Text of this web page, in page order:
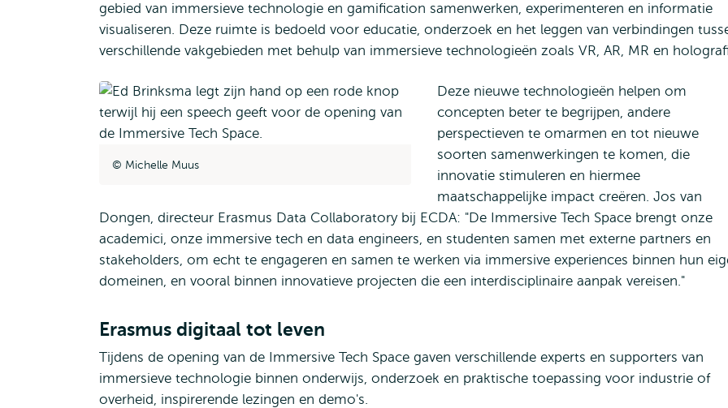
gebied van immersieve technologie en gamification samenwerken, experimenteren en informatie
visualiseren. Deze ruimte is bedoeld voor educatie, onderzoek en het leggen van verbindingen
verschillende vakgebieden met behulp van immersieve technologieën zoals VR, AR, MR en
Michelle Muus
Deze nieuwe technologieën helpen om
concepten beter te begrijpen, andere
perspectieven te omarmen en tot nieuwe
soorten samenwerkingen te komen, die
innovatie stimuleren en hiermee
maatschappelijke impact creëren. Jos van
Dongen, directeur Erasmus Data Collaboratory bij ECDA: "De Immersive Tech Space brengt onze
academici, onze immersive tech en data engineers, en studenten samen met externe partners en
stakeholders, om echt te engageren en samen te werken via immersive experiences binnen hun
domeinen, en vooral binnen innovatieve projecten die een interdisciplinaire aanpak vereisen."
Erasmus digitaal tot leven
Tijdens de opening van de Immersive Tech Space gaven verschillende experts en supporters van
immersieve technologie binnen onderwijs, onderzoek en praktische toepassing voor industrie of
overheid, inspirerende lezingen en demo's.